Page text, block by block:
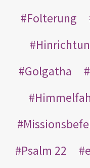
Folterung
Golgatha
Psalm 22